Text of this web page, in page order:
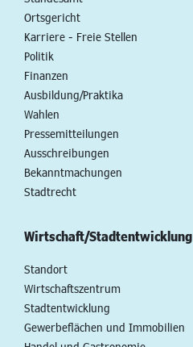
Ortsgericht
Karriere - Freie Stellen
Politik
Finanzen
Ausbildung/Praktika
Wahlen
Pressemitteilungen
Ausschreibungen
Bekanntmachungen
Stadtrecht
Wirtschaft/Stadtentwicklung
Standort
Wirtschaftszentrum
Stadtentwicklung
Gewerbeflächen und Immobilien